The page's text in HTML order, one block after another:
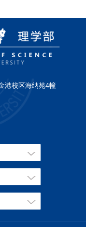
港校区海纳苑4幢